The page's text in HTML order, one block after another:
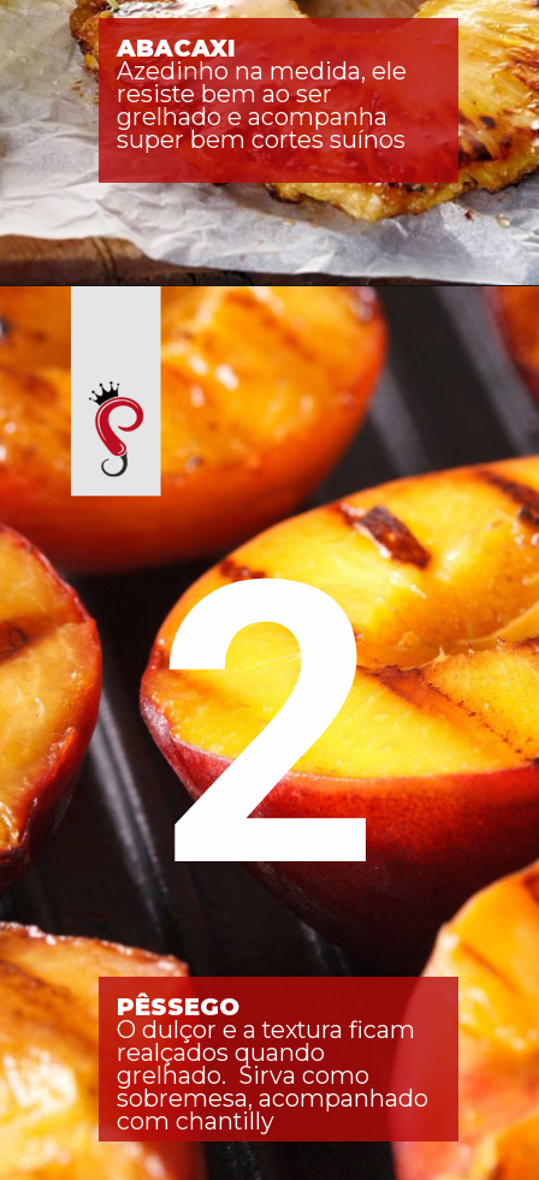
ABACAXI
Azedinho na medida, ele
resiste bem ao ser
grelhado e acompanha
super bem cortes suínos
PÊSSEGO
O dulçor e a textura ficam
realçados quando
grelhado.  Sirva como
sobremesa, acompanhado
com chantilly
2